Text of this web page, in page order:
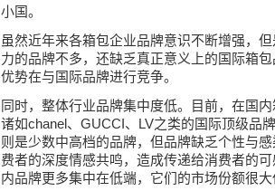
小国。
虽然近年来各箱包企业品牌意识不断增强，但
力的品牌不多，还缺乏真正意义上的国际箱
优势在与国际品牌进行竞争。
同时，整体行业品牌集中度低。目前，在国
诸如chanel、 GUCCI、 LV之类的国际顶级品
则是少数中高档的品牌，但品牌缺乏个性与
费者的深度情感共鸣，造成传递给消费者的
内品牌更多集中在低端，它们的市场份额很